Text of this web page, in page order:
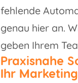
fehlende
genau hier an.
geben Ihrem
Praxisnahe
Ihr